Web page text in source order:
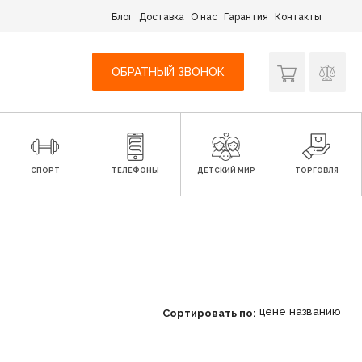
Блог Доставка О нас Гарантия Контакты
ОБРАТНЫЙ ЗВОНОК
СПОРТ ТЕЛЕФОНЫ ДЕТСКИЙ МИР ТОРГОВЛЯ
Сортировать по: цене названию